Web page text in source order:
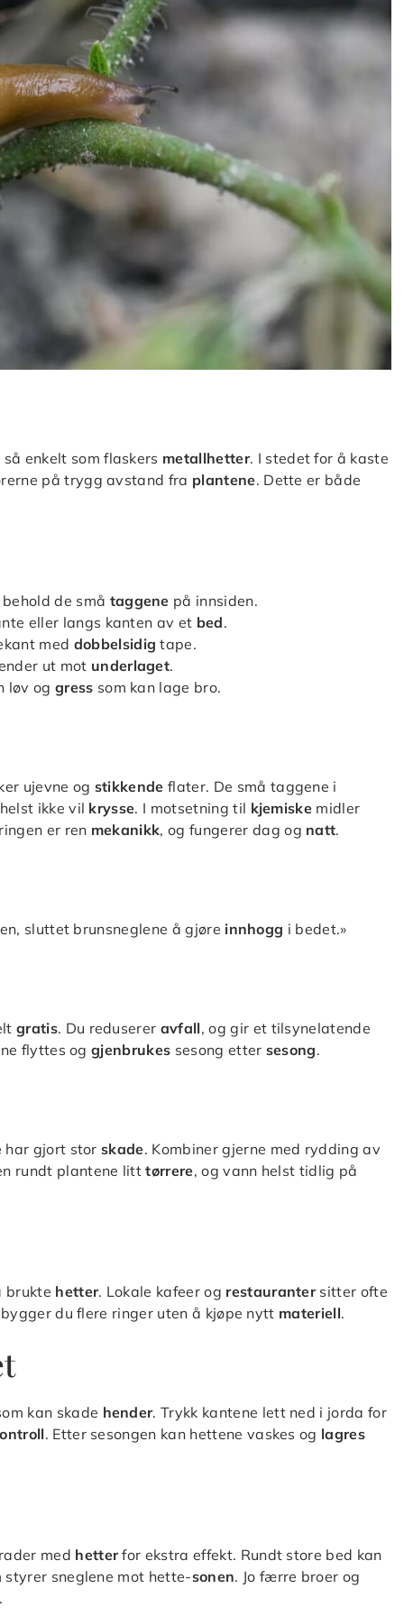
enkelt som flaskers metallhetter. I stedet for å kaste
på trygg avstand fra plantene. Dette er både
de små taggene på innsiden.
eller langs kanten av et bed.
med dobbelsidig tape.
ut mot underlaget.
løv og gress som kan lage bro.
ujevne og stikkende flater. De små taggene i
ikke vil krysse. I motsetning til kjemiske midler
er ren mekanikk, og fungerer dag og natt.
sluttet brunsneglene å gjøre innhogg i bedet.»
gratis. Du reduserer avfall, og gir et tilsynelatende
flyttes oggjenbrukes sesong etter sesong.
har gjort storskade. Kombiner gjerne med rydding av
rundt plantene litttørrere, og vann helst tidlig på
brukte hetter. Lokale kafeer og restaurantersitter ofte
du flere ringer uten å kjøpe nytt materiell.
kan skade hender. Trykk kantene lett ned i jorda for
. Etter sesongen kan hettene vaskes og lagres
med hetterfor ekstra effekt. Rundt store bed kan
sneglene mot hette-sonen. Jo færre broer og